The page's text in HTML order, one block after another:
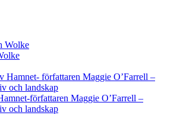
författaren Maggie O’Farrell –
och landskap